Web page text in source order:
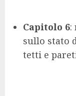
Capitolo 6:
sullo stato
tetti e